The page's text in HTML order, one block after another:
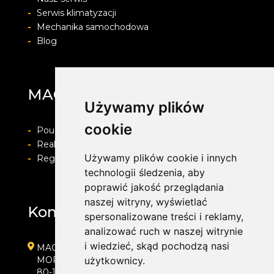
Używamy plików
cookie
Używamy plików cookie i innych
technologii śledzenia, aby
poprawić jakość przeglądania
naszej witryny, wyświetlać
spersonalizowane treści i reklamy,
analizować ruch w naszej witrynie
i wiedzieć, skąd pochodzą nasi
użytkownicy.
- Serwis klimatyzacji
-
Mechanika samochodowa
-
Blog
MAG Opony
-
Pouczenie o prawie do odstapienia od umowy
-
Realizacja zamówienia i formy płatności
-
Regulamin i Polityka prywatności
Kontakt
MAG Opony
MORENOWA 6